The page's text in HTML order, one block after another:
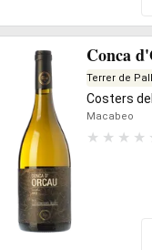
Conca
Terrer de
Costers
Macabeo